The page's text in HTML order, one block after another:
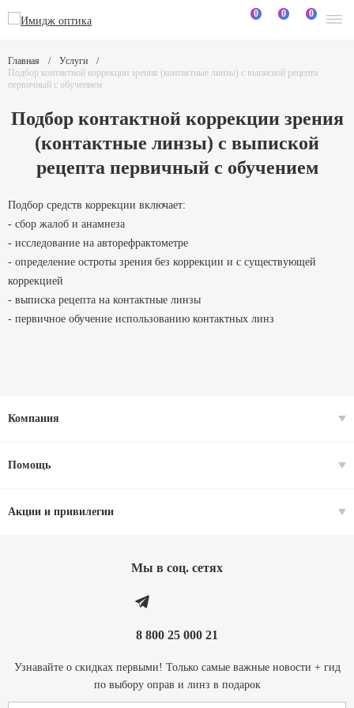
0 0 0
Главная
Услуги
Подбор контактной коррекции зрения (контактные линзы) с выпиской рецепта
первичный с обучением
Подбор контактной коррекции зрения
(контактные линзы) с выпиской
рецепта первичный с обучением
Подбор средств коррекции включает:
- сбор жалоб и анамнеза
- исследование на авторефрактометре
- определение остроты зрения без коррекции и с существующей
коррекцией
- выписка рецепта на контактные линзы
- первичное обучение использованию контактных линз
Компания
Помощь
Акции и привилегии
Мы в соц. cетях
8 800 25 000 21
Узнавайте о скидках первыми! Только самые важные новости + гид
по выбору оправ и линз в подарок